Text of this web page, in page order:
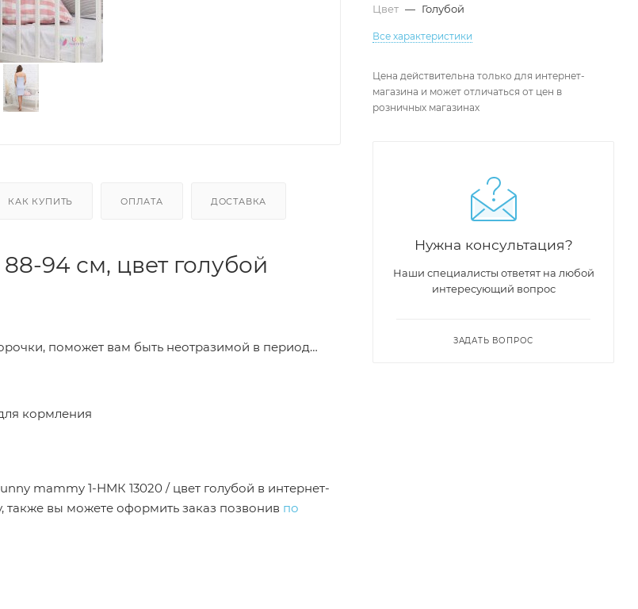
КАК КУПИТЬ ОПЛАТА ДОСТАВКА
94 см, цвет голубой
поможет вам быть неотразимой в период
кормления
mammy 1-НМК 13020 / цвет голубой в интернет-
вы можете оформить заказ позвонив по
Цвет — Голубой
Все характеристики
Цена действительна только для интернет-
магазина и может отличаться от цен в
розничных магазинах
Нужна консультация?
Наши специалисты ответят на любой
интересующий вопрос
ЗАДАТЬ ВОПРОС